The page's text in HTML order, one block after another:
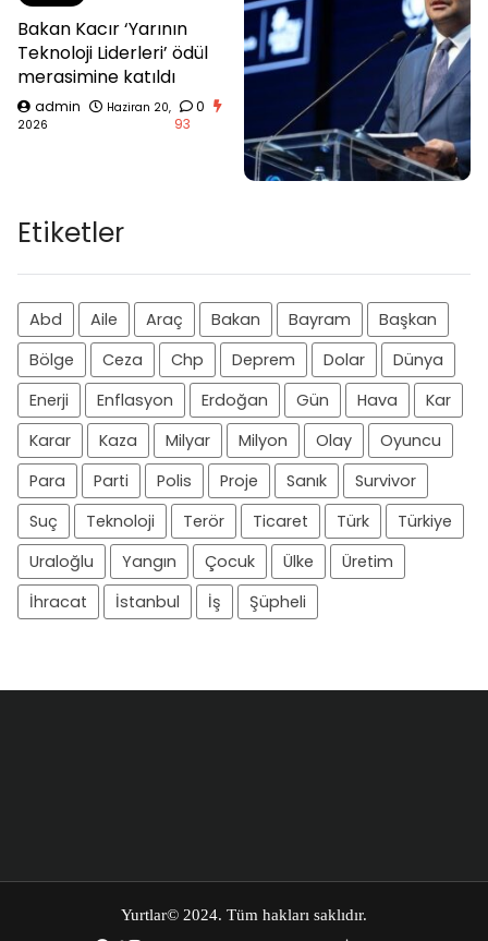
Bakan Kacır ‘Yarının
Teknoloji Liderleri’ ödül
merasimine katıldı
admin
Haziran 20,
2026
0
93
Etiketler
Abd Aile Araç Bakan Bayram
Başkan
Bölge
Ceza Chp Deprem Dolar
Dünya
Enerji
Enflasyon Erdoğan Gün Hava
Kar
Karar
Kaza Milyar Milyon Olay
Oyuncu
Para
Parti Polis Proje Sanık
Survivor
Suç
Teknoloji Terör Ticaret Türk
Türkiye
Uraloğlu
Yangın Çocuk Ülke
Üretim
İhracat
İstanbul İş Şüpheli
Yurtlar© 2024. Tüm hakları saklıdır.